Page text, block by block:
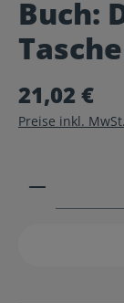
Buch:
21,02 €
Preise inkl.
Produkt